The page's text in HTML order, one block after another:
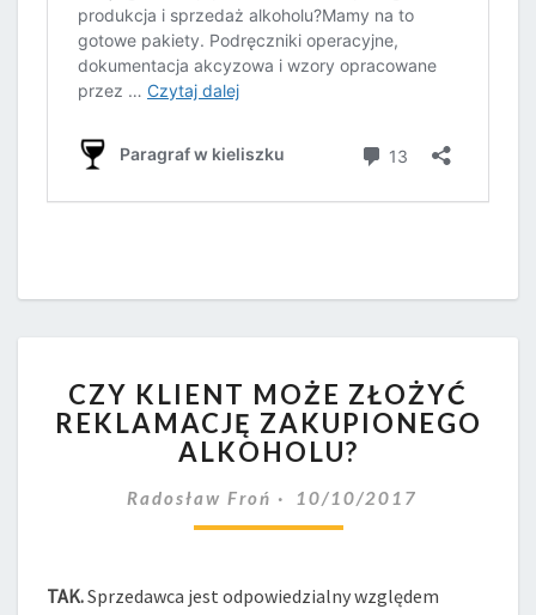
KLIENT
MOŻE
ZŁOŻYĆ
ZAKUPIONEGO
ALKOHOLU?
CZY KLIENT MOŻE ZŁOŻYĆ
REKLAMACJĘ ZAKUPIONEGO
ALKOHOLU?
Radosław Froń 10/10/2017
TAK.Sprzedawca jest odpowiedzialny względem